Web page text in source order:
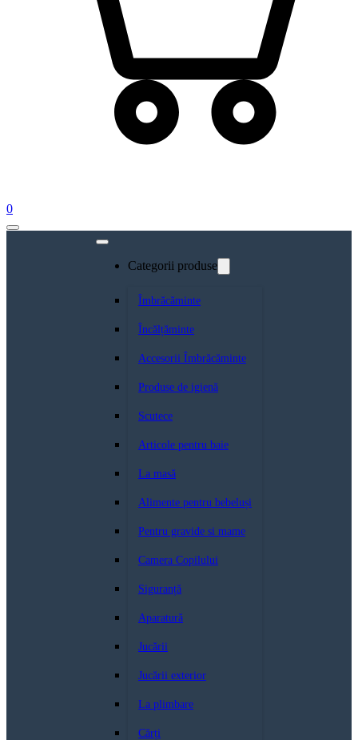
0
Categorii produse
Îmbrăcăminte
Încălțăminte
Accesorii Îmbrăcăminte
Produse de igienă
Scutece
Articole pentru baie
La masă
Alimente pentru bebeluși
Pentru gravide si mame
Camera Copilului
Siguranță
Aparatură
Jucării
Jucării exterior
La plimbare
Cărți